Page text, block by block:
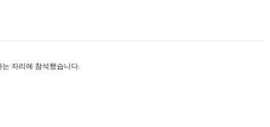
자리에 참석했습니다.